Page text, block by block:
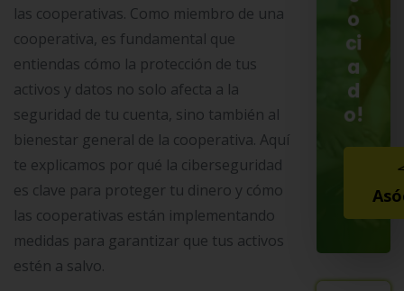
las cooperativas. Como miembro de una
cooperativa, es fundamental que
entiendas cómo la protección de tus
activos y datos no solo afecta a la
seguridad de tu cuenta, sino también al
bienestar general de la cooperativa. Aquí
te explicamos por qué la ciberseguridad
es clave para proteger tu dinero y cómo
las cooperativas están implementando
medidas para garantizar que tus activos
estén a salvo.
o
ci
a
d
o!